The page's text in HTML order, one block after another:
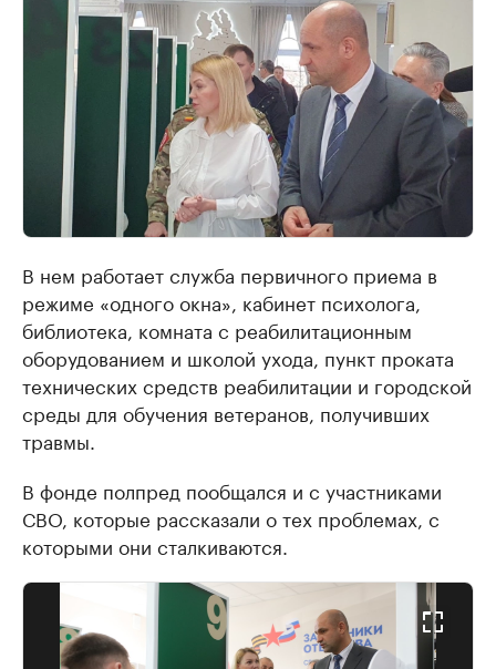
В нем работает служба первичного приема в
режиме «одного окна», кабинет психолога,
библиотека, комната с реабилитационным
оборудованием и школой ухода, пункт проката
технических средств реабилитации и городской
среды для обучения ветеранов, получивших
травмы.
В фонде полпред пообщался и с участниками
СВО, которые рассказали о тех проблемах, с
которыми они сталкиваются.